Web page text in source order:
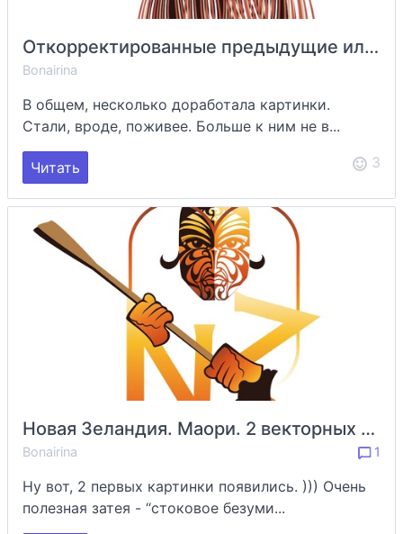
Откорректированные предыдущие иллюстрации
Bonairina
В общем, несколько доработала картинки.
Стали, вроде, поживее. Больше к ним не в...
Читать 3
Новая Зеландия. Маори. 2 векторных знака
Bonairina 1
Ну вот, 2 первых картинки появились. ))) Очень
полезная затея - “стоковое безуми...